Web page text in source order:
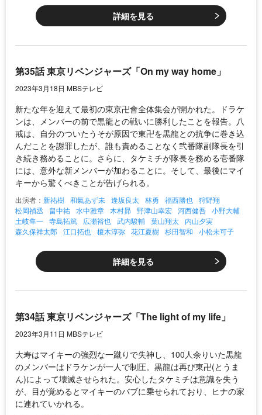
詳細を見る
第35話 東京リベンジャーズ「On my way home」
2023年3月18日 MBSテレビ
新たな年を迎えて最初の東京卍會全体集会が開かれた。ドラケ
ンは、メンバーの前で黒龍との戦いに勝利したことを報告。八
戒は、自分のついたうそが原因で東卍を黒龍との抗争に巻き込
んだことを謝罪したが、誰も責めることなく弐番隊副隊長を引
き続き務めることに。さらに、タケミチが隊長を務める壱番隊
には、意外な新メンバーが加わることに。そして、最後にマイ
キーから驚くべきことが告げられる。
出演者： 新祐樹 和氣あず未 逢坂良太 林勇 福西勝也 狩野翔
松岡禎丞
畠中祐 水中雅章 木村昴 野津山幸宏 河西健吾 小野大輔
土岐隼一 寺島拓篤 広瀬裕也 武内駿輔 葉山翔太
内山夕実
森久保祥太郎 江口拓也 榎木淳弥 花江夏樹 杉田智和 小松未可子
詳細を見る
第34話 東京リベンジャーズ「The light of my life」
2023年3月11日 MBSテレビ
大寿はマイキーの強烈な一蹴りで失神し、100人余りいた黒龍
のメンバーはドラケンが一人で制圧。黒龍は再び東卍(とうま
ん)によって壊滅させられた。安心したタケミチは意識を失う
が、目が覚めるとマイキーのバブに乗せられており、ヒナの家
に連れていかれる。